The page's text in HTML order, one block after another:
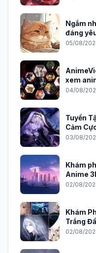
Ngắm
đáng
05/08/
xem
04/08/
Tuyển
Cảm
03/08/
Khám
Anime
02/08/
Khám
Trắng
02/08/